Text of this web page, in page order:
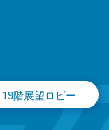
19階展望ロビー